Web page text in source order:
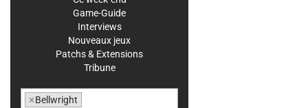
Game-Guide
Interviews
Nouveaux jeux
Patchs & Extensions
Tribune
×Bellwright